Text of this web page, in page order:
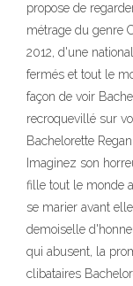
propose de
métrage du genre
2012, d'une
fermés et tout le
façon de voir
recroquevillé sur
Bachelorette
Imaginez son
fille tout le monde
se marier avant
demoiselle
qui abusent, la
clibataires